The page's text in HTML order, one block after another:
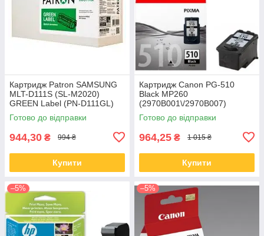
Картридж Patron SAMSUNG
MLT-D111S (SL-M2020)
GREEN Label (PN-D111GL)
Готово до відправки
944,30 ₴ 994 ₴
Купити
Картридж Canon PG-510
Black MP260
(2970B001\/2970B007)
Готово до відправки
964,25 ₴ 1 015 ₴
Купити
–5% –5%